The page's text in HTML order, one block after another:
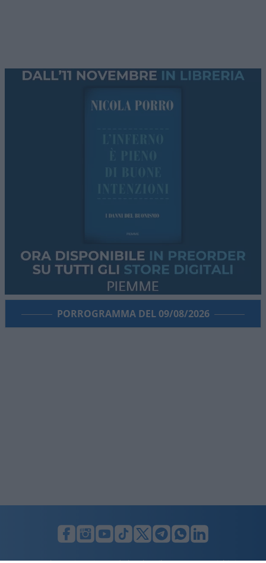
PORROGRAMMA DEL 09/08/2026